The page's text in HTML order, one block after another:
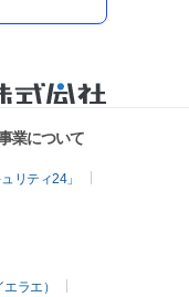
業について
リティ24」
ラエ）